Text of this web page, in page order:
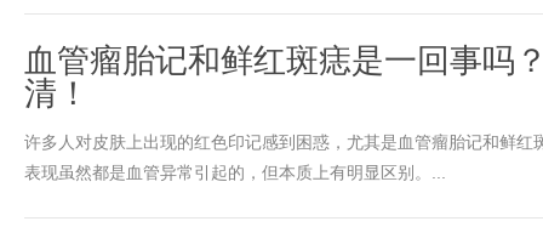
血管瘤胎记和鲜红斑痣是一回事吗
清！
许多人对皮肤上出现的红色印记感到困惑，尤其是血管瘤胎记和鲜红
表现虽然都是血管异常引起的，但本质上有明显区别。...